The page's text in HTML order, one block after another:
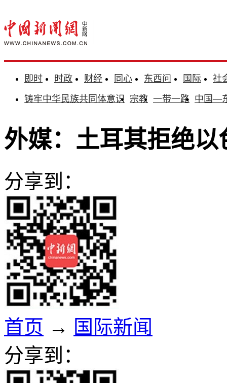
即时 时政 财经 同心 东西问 国际
社
铸牢中华民族共同体意识 宗教 一带一路 中国—
外媒：土耳其拒绝
分享到：
首页 → 国际新闻
分享到：